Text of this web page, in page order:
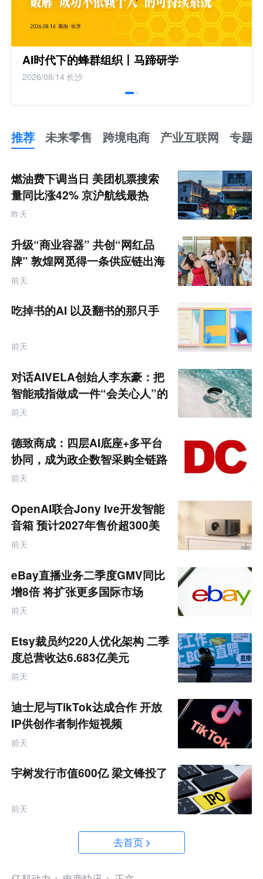
AI时代下的蜂群组织丨马蹄研学
2026/08/14长沙
推荐 未来零售 跨境电商 产业互联网 专题
未
来
零
售
跨
境
商
产
业
互
联
网
题
燃油费下调当日 美团机票搜索
量同比涨42% 京沪航线最热
昨天
升级“商业容器” 共创“网红品
牌” 敦煌网觅得一条供应链出海
的新路径
前天
吃掉书的AI 以及翻书的那只手
前天
对话AIVELA创始人李东豪：把
智能戒指做成一件“会关心人”的
饰品
前天
德致商成：四层AI底座+多平台
协同，成为政企数智采购全链路
服务商
前天
OpenAI联合Jony Ive开发智能
音箱 预计2027年售价超300美
元
前天
eBay直播业务二季度GMV同比
增8倍 将扩张更多国际市场
前天
Etsy裁员约220人优化架构 二季
度总营收达6.683亿美元
前天
迪士尼与TikTok达成合作 开放
IP供创作者制作短视频
前天
宇树发行市值600亿 梁文锋投了
前天
去首页